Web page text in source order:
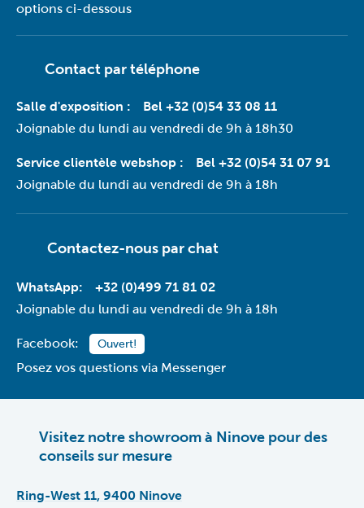
options ci-dessous
Contact par téléphone
Salle d'exposition :
Bel +32 (0)54 33 08 11
Joignable du lundi au vendredi de 9h à 18h30
Service clientèle webshop :
Bel +32 (0)54 31 07 91
Joignable du lundi au vendredi de 9h à 18h
Contactez-nous par chat
WhatsApp:
+32 (0)499 71 81 02
Joignable du lundi au vendredi de 9h à 18h
Facebook: Ouvert!
Posez vos questions via Messenger
Visitez notre showroom à Ninove pour des
conseils sur mesure
Ring-West 11, 9400 Ninove